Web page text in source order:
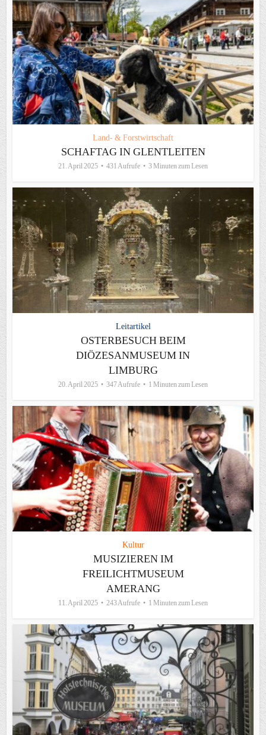
Land- & Forstwirtschaft
SCHAFTAG IN GLENTLEITEN
21. April 2025 431 Aufrufe 3 Minuten zum Lesen
Leitartikel
OSTERBESUCH BEIM
DIÖZESANMUSEUM IN
LIMBURG
20. April 2025 347 Aufrufe 1 Minuten zum Lesen
Kultur
MUSIZIEREN IM
FREILICHTMUSEUM
AMERANG
11. April 2025 243 Aufrufe 1 Minuten zum Lesen